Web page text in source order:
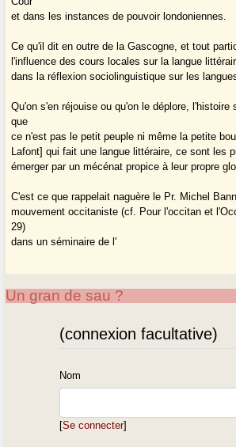
et dans les instances de pouvoir londoniennes.
Ce qu'il dit en outre de la Gascogne, et tout
l'influence des cours locales sur la langue
dans la réflexion sociolinguistique sur les
Qu'on s'en réjouise ou qu'on le déplore, l'histoire
que
ce n'est pas le petit peuple ni même la petite
Lafont] qui fait une langue littéraire, ce sont les
émerger par un mécénat propice à leur propre
C'est ce que rappelait naguère le Pr. Michel
mouvement occitaniste (cf. Pour l'occitan et
29)
dans un séminaire de l'
Un gran de sau ?
(connexion facultative)
Nom
[Se connecter]